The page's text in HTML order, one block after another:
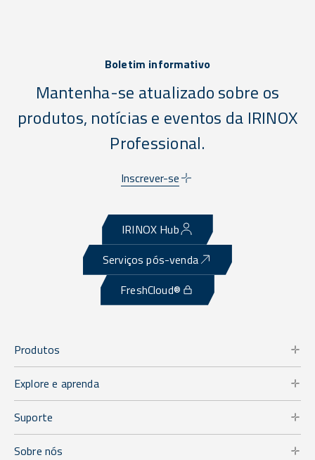
Boletim informativo
Mantenha-se atualizado sobre os
produtos, notícias e eventos da IRINOX
Professional.
Inscrever-se
IRINOX Hub
Serviços pós-venda
FreshCloud®
Produtos
Explore e aprenda
Suporte
Sobre nós